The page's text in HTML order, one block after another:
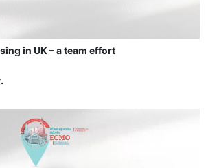
in UK – a team effort